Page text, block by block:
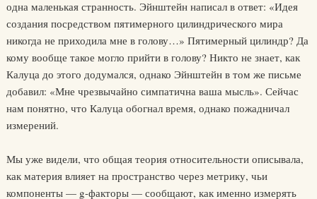
одна маленькая странность. Эйнштейн написал в ответ: «Идея
создания посредством пятимерного цилиндрического мира
никогда не приходила мне в голову…» Пятимерный цилиндр? Да
кому вообще такое могло прийти в голову? Никто не знает, как
Калуца до этого додумался, однако Эйнштейн в том же письме
добавил: «Мне чрезвычайно симпатична ваша мысль». Сейчас
нам понятно, что Калуца обогнал время, однако пожадничал
измерений.
Мы уже видели, что общая теория относительности описывала,
как материя влияет на пространство через метрику, чьи
компоненты — g-факторы — сообщают, как именно измерять